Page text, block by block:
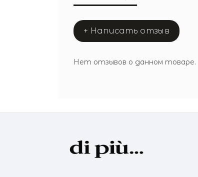
+ Написать отзыв
Нет отзывов о данном товаре.